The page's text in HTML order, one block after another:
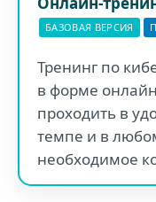
БАЗОВАЯ ВЕРСИЯ
Тренинг по
в форме
проходить в
темпе и в
необходимое